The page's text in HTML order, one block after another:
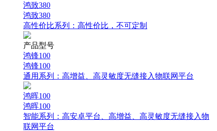
鸿致380
鸿致380
高性价比系列： 高性价比，不可定制
产品型号
鸿锋100
鸿锋100
通用系列： 高增益、高灵敏度无缝接入物联网平台
鸿晖100
鸿晖100
智能系列： 高安卓平台、高增益、高灵敏度无缝接入物
联网平台